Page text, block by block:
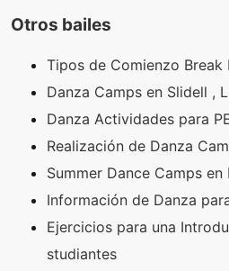
Otros bailes
Tipos de Comienzo Break
Danza Camps en Slidell ,
Danza Actividades para
Realización de Danza
Summer Dance Camps en
Información de Danza
Ejercicios para una
studiantes